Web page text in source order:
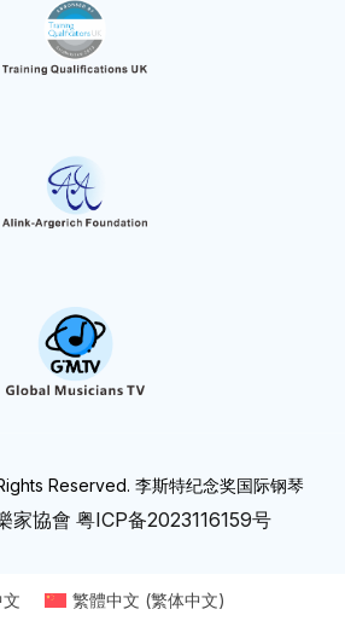
Reserved. 李斯特纪念奖国际钢琴
家協會 粤ICP备2023116159号
繁體中文 (繁体中文)